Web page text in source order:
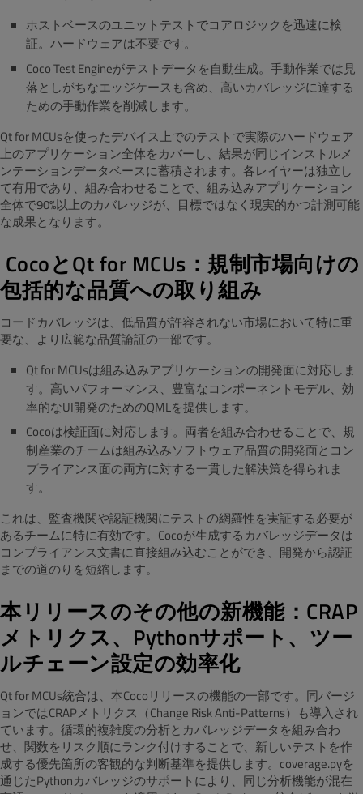
ホストベースのユニットテストでコアロジックを迅速に検
証。ハードウェアは不要です。
Coco Test Engineがテストデータを自動生成。手動作業では見
落としがちなエッジケースも含め、高いカバレッジに達する
ための手動作業を削減します。
Qt for MCUsを使ったデバイス上でのテストで実際のハードウェア
上のアプリケーション全体をカバーし、結果が同じインストルメ
ンテーションデータベースに蓄積されます。各レイヤーは独立し
て有用であり、組み合わせることで、組み込みアプリケーション
全体で90%以上のカバレッジが、目標ではなく現実的かつ計測可能
な成果となります。
CocoとQt for MCUs：規制市場向けの
包括的な品質への取り組み
コードカバレッジは、低品質が許容されない市場において特に重
要な、より広範な品質論証の一部です。
Qt for MCUsは組み込みアプリケーションの開発面に対応しま
す。高いパフォーマンス、豊富なコンポーネントモデル、効
率的なUI開発のためのQMLを提供します。
Cocoは検証面に対応します。両者を組み合わせることで、規
制産業のチームは組み込みソフトウェア品質の開発面とコン
プライアンス面の両方に対する一貫した解決策を得られま
す。
これは、監査機関や認証機関にテストの網羅性を実証する必要が
あるチームに特に有効です。Cocoが生成するカバレッジデータは
コンプライアンス文書に直接組み込むことができ、開発から認証
までの道のりを短縮します。
本リリースのその他の新機能：CRAP
メトリクス、Pythonサポート、ツー
ルチェーン設定の効率化
Qt for MCUs統合は、本Cocoリリースの機能の一部です。同バージ
ョンではCRAPメトリクス（Change Risk Anti-Patterns）も導入され
ています。循環的複雑度の分析とカバレッジデータを組み合わ
せ、関数をリスク順にランク付けすることで、新しいテストを作
成する優先箇所の客観的な判断基準を提供します。 coverage.pyを
通じたPythonカバレッジのサポートにより、同じ分析機能が混在